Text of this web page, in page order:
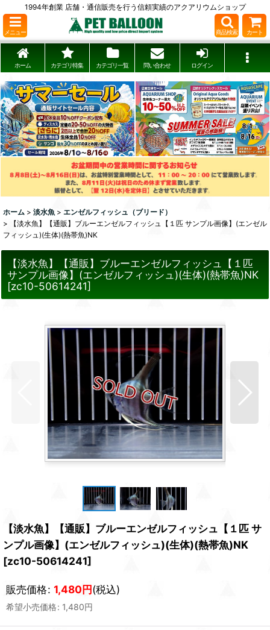
1994年創業 店舗・通信販売を行う信頼実績のアクアリウムショップ
メニュー 商品検索 カート
ホーム カテゴリ特集 カテゴリ一覧 問い合わせ ログイン
ホーム > 淡水魚 > エンゼルフィッシュ（ブリード）
>
【淡水魚】【通販】ブルーエンゼルフィッシュ【１匹 サンプル画像】(エンゼル
フィッシュ)(生体)(熱帯魚)NK
【淡水魚】【通販】ブルーエンゼルフィッシュ【１匹
サンプル画像】(エンゼルフィッシュ)(生体)(熱帯魚)NK
[zc10-50614241]
【淡水魚】【通販】ブルーエンゼルフィッシュ【１匹 サ
ンプル画像】(エンゼルフィッシュ)(生体)(熱帯魚)NK
[zc10-50614241]
販売価格: 1,480円(税込)
希望小売価格: 1,480円